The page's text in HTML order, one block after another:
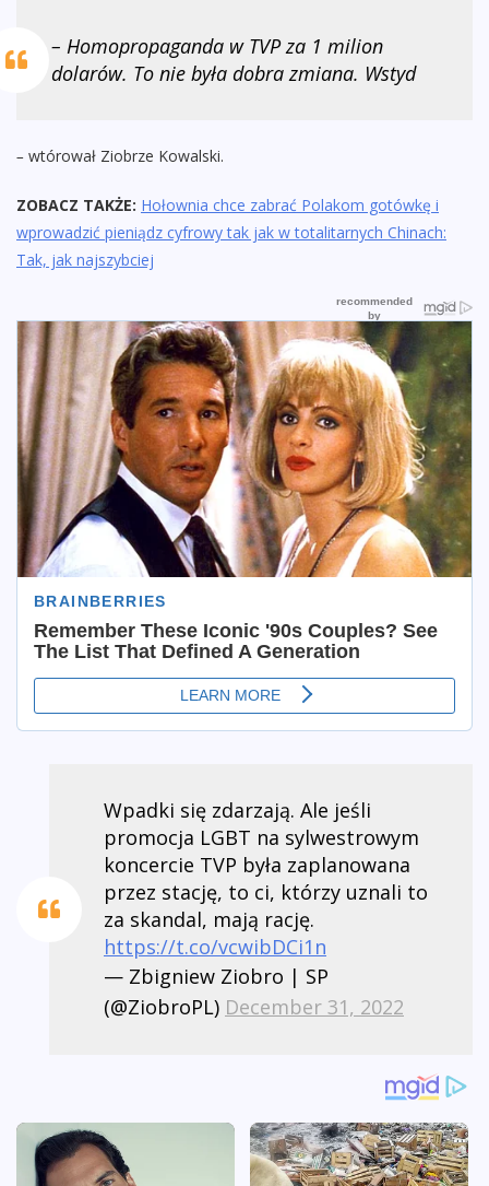
– Homopropaganda w TVP za 1 milion
dolarów. To nie była dobra zmiana. Wstyd
– wtórował Ziobrze Kowalski.
ZOBACZ TAKŻE: Hołownia chce zabrać Polakom gotówkę i
wprowadzić pieniądz cyfrowy tak jak w totalitarnych Chinach:
Tak, jak najszybciej
Wpadki się zdarzają. Ale jeśli
promocja LGBT na sylwestrowym
koncercie TVP była zaplanowana
przez stację, to ci, którzy uznali to
za skandal, mają rację.
https://t.co/vcwibDCi1n
— Zbigniew Ziobro | SP
(@ZiobroPL) December 31, 2022